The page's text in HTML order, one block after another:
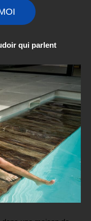
qui parlent